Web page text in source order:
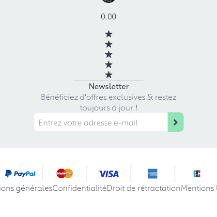
0.00
Newsletter
Bénéficiez d'offres exclusives & restez
toujours à jour !
généralesConfidentialitéDroit de rétractationMentions